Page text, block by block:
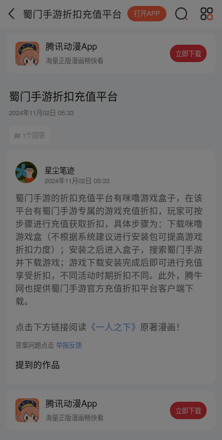
蜀门手游折扣充值平台 打开APP
腾讯动漫App
海量正版漫画畅快看
立即下载
蜀门手游折扣充值平台
2024年11月02日 05:33
1个回答
星尘笔迹
2024年11月02日 05:33
蜀门手游的折扣充值平台有咪噜游戏盒子，在该
平台有蜀门手游专属的游戏充值折扣，玩家可按
步骤进行充值获取折扣，具体步骤为：下载咪噜
游戏盒（不根据系统建议进行安装包可提高游戏
折扣力度）；安装之后进入盒子，搜索蜀门手游
并下载游戏；游戏下载安装完成后即可进行充值
享受折扣，不同活动时期折扣不同。此外，腾牛
网也提供蜀门手游官方充值折扣平台客户端下
载。
点击下方链接阅读 《一人之下》 原著漫画！
答案问题点击 举报反馈
提到的作品
腾讯动漫App
海量正版漫画畅快看
立即下载